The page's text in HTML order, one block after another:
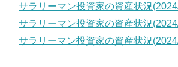
サラリーマン投資家の資産状況
サラリーマン投資家の資産状況
サラリーマン投資家の資産状況